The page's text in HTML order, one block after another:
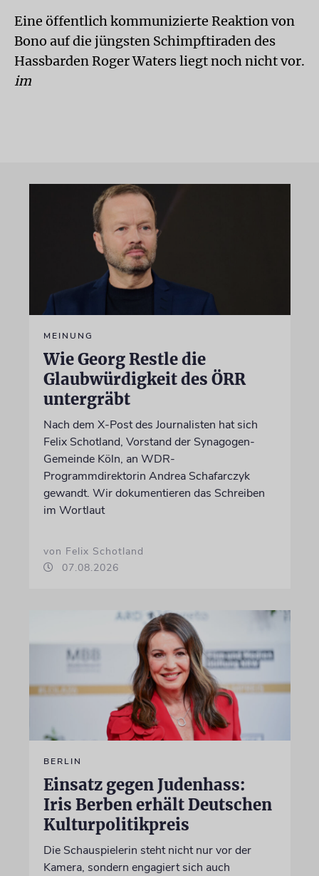
Eine öffentlich kommunizierte Reaktion von
Bono auf die jüngsten Schimpftiraden des
Hassbarden Roger Waters liegt noch nicht vor.
im
MEINUNG
Wie Georg Restle die
Glaubwürdigkeit des ÖRR
untergräbt
Nach dem X-Post des Journalisten hat sich
Felix Schotland, Vorstand der Synagogen-
Gemeinde Köln, an WDR-
Programmdirektorin Andrea Schafarczyk
gewandt. Wir dokumentieren das Schreiben
im Wortlaut
von Felix Schotland
07.08.2026
BERLIN
Einsatz gegen Judenhass:
Iris Berben erhält Deutschen
Kulturpolitikpreis
Die Schauspielerin steht nicht nur vor der
Kamera, sondern engagiert sich auch